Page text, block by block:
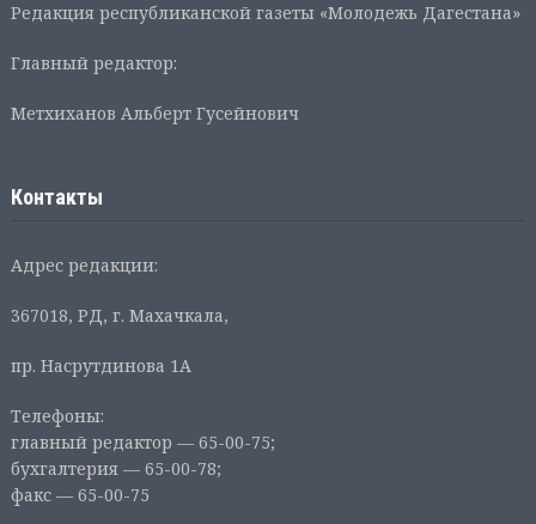
Редакция республиканской газеты «Молодежь Дагестана»
Главный редактор:
Метхиханов Альберт Гусейнович
Контакты
Адрес редакции:
367018, РД, г. Махачкала,
пр. Насрутдинова 1А
Телефоны:
главный редактор — 65-00-75;
бухгалтерия — 65-00-78;
факс — 65-00-75